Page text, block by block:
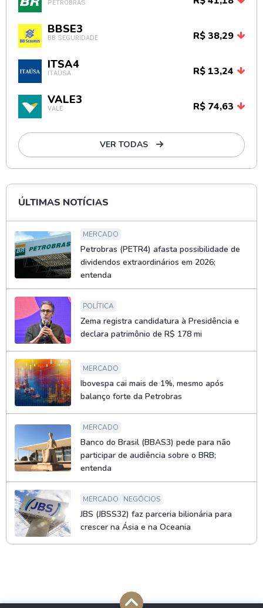
PETROBRAS
BBSE3
BB SEGURIDADE R$ 38,29
ITSA4
ITAÚSA R$ 13,24
VALE3
VALE R$ 74,63
VER TODAS
ÚLTIMAS NOTÍCIAS
MERCADO
Petrobras (PETR4) afasta possibilidade de
dividendos extraordinários em 2026;
entenda
POLÍTICA
Zema registra candidatura à Presidência e
declara patrimônio de R$ 178 mi
MERCADO
Ibovespa cai mais de 1%, mesmo após
balanço forte da Petrobras
MERCADO
Banco do Brasil (BBAS3) pede para não
participar de audiência sobre o BRB;
entenda
MERCADO NEGÓCIOS
JBS (JBSS32) faz parceria bilionária para
crescer na Ásia e na Oceania